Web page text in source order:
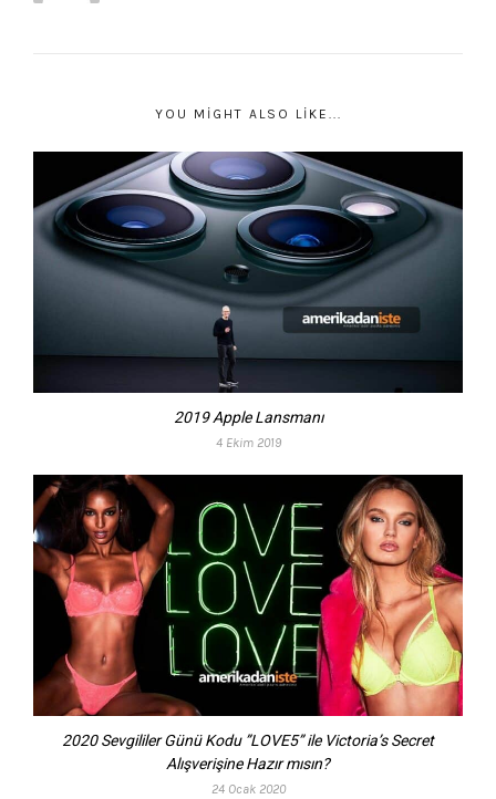
YOU MIGHT ALSO LIKE...
2019 Apple Lansmanı
4 Ekim 2019
2020 Sevgililer Günü Kodu ”LOVE5” ile Victoria’s Secret
Alışverişine Hazır mısın?
24 Ocak 2020